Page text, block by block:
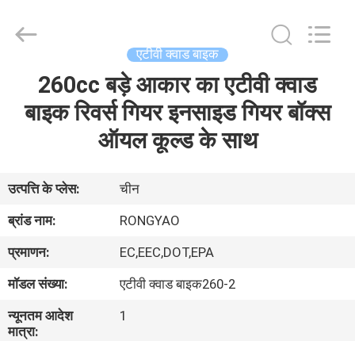
हमारे
बारे
में
कारखाना
भ्रमण
Vehicle
Co.,Ltd.
एटीवी क्वाड बाइक
260cc बड़े आकार का एटीवी क्वाड
बाइक रिवर्स गियर इनसाइड गियर बॉक्स
ऑयल कूल्ड के साथ
उत्पत्ति के प्लेस:
चीन
ब्रांड नाम:
RONGYAO
प्रमाणन:
EC,EEC,DOT,EPA
मॉडल संख्या:
एटीवी क्वाड बाइक260-2
न्यूनतम आदेश
मात्रा:
1